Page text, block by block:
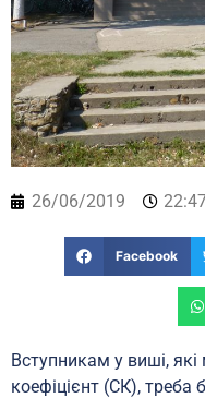
26/06/2019
Facebook
Вступникам у виші,
коефіцієнт (СК), треба